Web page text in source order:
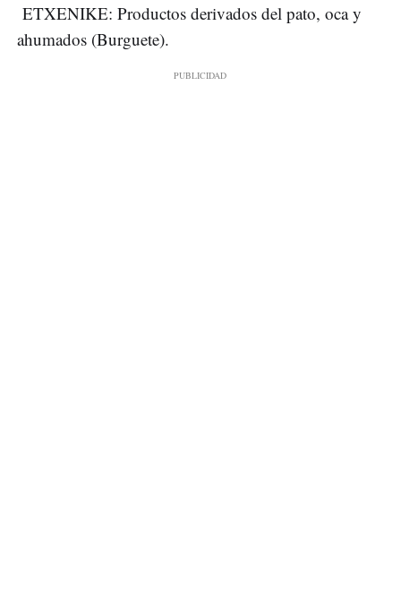
ETXENIKE: Productos derivados del pato, oca y
ahumados (Burguete).